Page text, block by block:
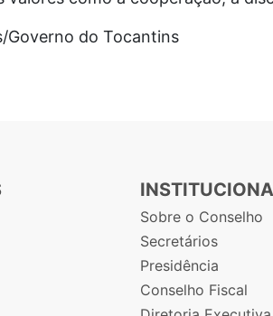
Governo do Tocantins
Sobre o Conselho
Secretários
Presidência
Conselho Fiscal